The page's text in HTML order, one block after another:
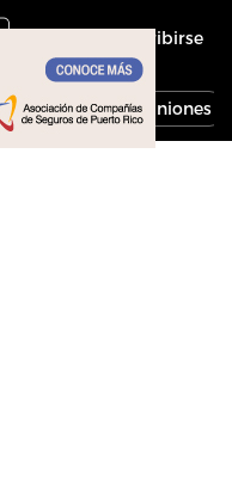
Inscribirse
Economía Opiniones